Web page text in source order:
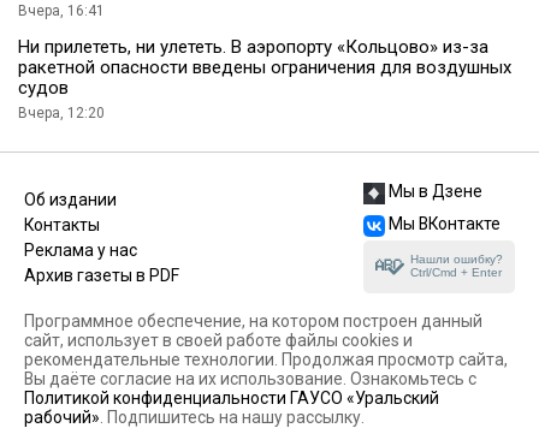
Вчера, 16:41
Ни прилететь, ни улететь. В аэропорту «Кольцово» из-за
ракетной опасности введены ограничения для воздушных
судов
Вчера, 12:20
Об издании
Контакты
Реклама у нас
Архив газеты в PDF
Мы в Дзене
Мы ВКонтакте
Нашли ошибку?
Ctrl/Cmd + Enter
Программное обеспечение, на котором построен данный
сайт, использует в своей работе файлы cookies и
рекомендательные технологии. Продолжая просмотр сайта,
Вы даёте согласие на их использование. Ознакомьтесь с
Политикой конфиденциальности ГАУСО «Уральский
рабочий» . Подпишитесь на нашу рассылку.